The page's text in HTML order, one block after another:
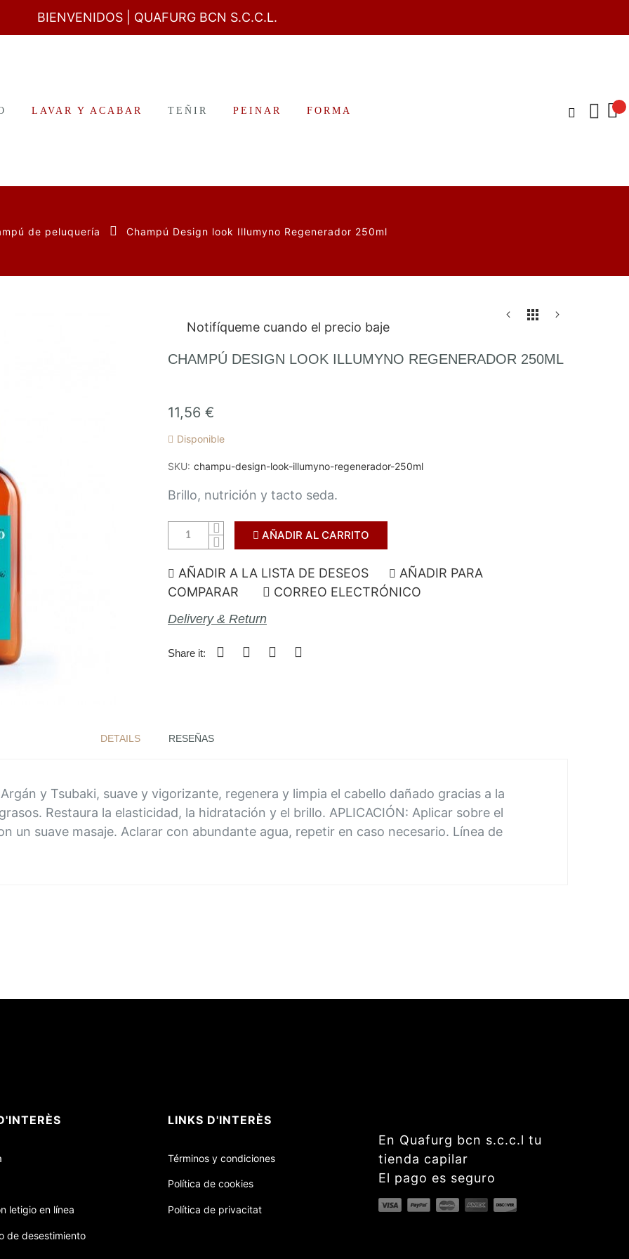
BIENVENIDOS | QUAFURG BCN S.C.C.L.
LAVAR Y ACABAR TEÑIR PEINAR FORMA
de peluquería Champú Design look Illumyno Regenerador 250ml
Notifíqueme cuando el precio baje
CHAMPÚ DESIGN LOOK ILLUMYNO REGENERADOR 250ML
11,56 €
Disponible
SKU champu-design-look-illumyno-regenerador-250ml
Brillo, nutrición y tacto seda.
AÑADIR AL CARRITO
AÑADIR A LA LISTA DE DESEOS
AÑADIR PARA
COMPARAR
CORREO ELECTRÓNICO
Delivery & Return
Share it:
DETAILS RESEÑAS
y Tsubaki, suave y vigorizante, regenera y limpia el cabello dañado gracias a la
Restaura la elasticidad, la hidratación y el brillo. APLICACIÓN: Aplicar sobre el
un suave masaje. Aclarar con abundante agua, repetir en caso necesario. Línea de
letigio en línea
de desestimiento
LINKS D'INTERÈS
Términos y condiciones
Política de cookies
Política de privacitat
En Quafurg bcn s.c.c.l tu
tienda capilar
El pago es seguro